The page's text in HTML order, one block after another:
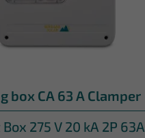
box CA 63 A Clamper
275 V 20 kA 2P 63A